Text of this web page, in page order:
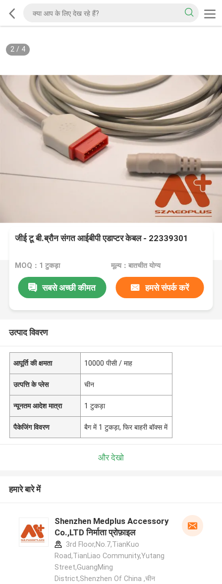
2/ 4
जीई टू बी.ब्रौन संगत आईबीपी एडाप्टर केबल - 22339301
MOQ：1 टुकड़ा मूल्य：बातचीत योग्य
सबसे अच्छी कीमत हमसे संपर्क करें
उत्पाद विवरण
आपूर्ति की क्षमता 10000 पीसी / माह
उत्पत्ति के प्लेस चीन
न्यूनतम आदेश मात्रा 1 टुकड़ा
पैकेजिंग विवरण बैग में 1 टुकड़ा, फिर बाहरी बॉक्स में
और देखो
हमारे बारे में
Shenzhen Medplus Accessory
Co.,LTD निर्माता प्रोफ़ाइल
3rd Floor,No.7,TianKuo
Road,TianLiao Community,Yutang
Street,GuangMing
District,Shenzhen Of China ,चीन